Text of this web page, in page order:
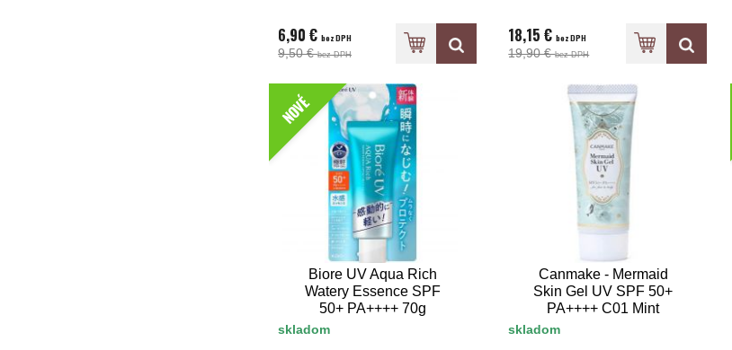
6,90 €bez DPH
9,50 €bez DPH
18,15 €bez DPH
19,90 €bez DPH
NOVÉ
Biore UV Aqua Rich
Watery Essence SPF
50+ PA++++ 70g
skladom
Canmake - Mermaid
Skin Gel UV SPF 50+
PA++++ C01 Mint
skladom